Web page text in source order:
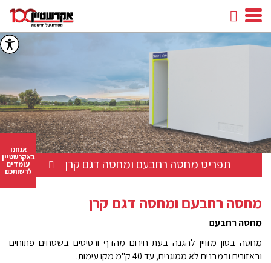
חיפוש
facebook
youtube
instagram
תפריט מחסה רחבעם ומחסה דגם קרן
מחסה רחבעם ומחסה דגם קרן
מחסה רחבעם
מחסה בטון מזויין להגנה בעת חירום מהדף ורסיסים בשטחים פתוחים
ובאזורים ובמבנים לא ממוגנים, עד 40 ק"מ מקו עימות.
אנחנו
באקרשטיין
עומדים
לרשותכם